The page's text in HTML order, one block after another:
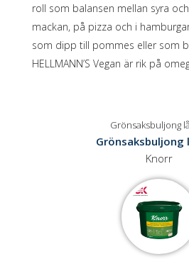
roll som balansen mellan syra
mackan, på pizza och i
som dipp till pommes eller som
HELLMANN’S Vegan är rik på
Grönsaksbuljong
Grönsaksbuljong
Knorr